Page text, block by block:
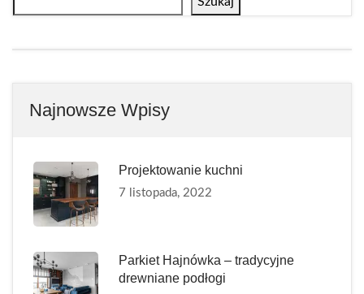
Najnowsze Wpisy
Projektowanie kuchni
7 listopada, 2022
Parkiet Hajnówka – tradycyjne
drewniane podłogi